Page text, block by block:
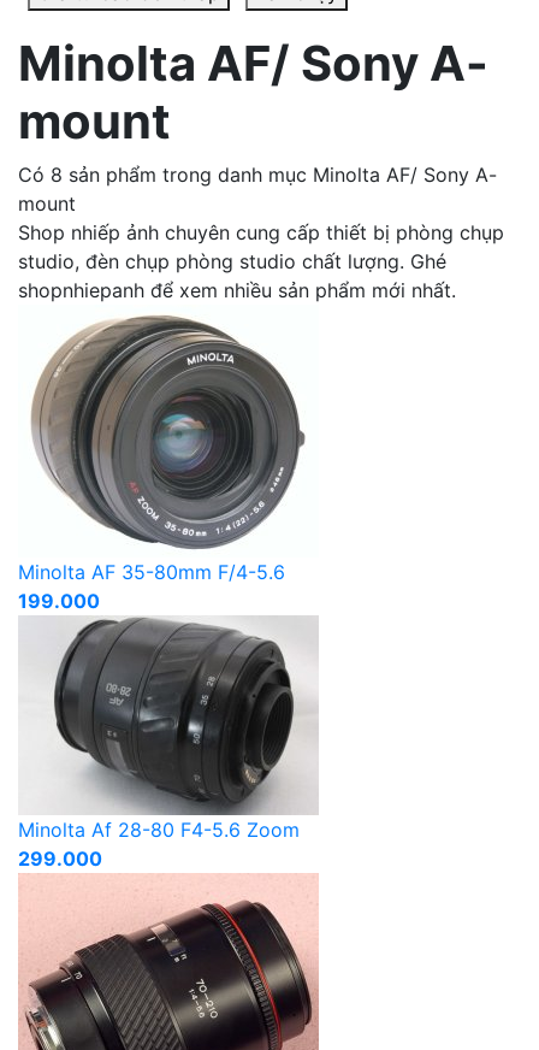
Minolta AF/ Sony A-
mount
Có 8 sản phẩm trong danh mục Minolta AF/ Sony A-
mount
Shop nhiếp ảnh chuyên cung cấp thiết bị phòng chụp
studio, đèn chụp phòng studio chất lượng. Ghé
shopnhiepanh để xem nhiều sản phẩm mới nhất.
Minolta AF 35-80mm F/4-5.6
199.000
Minolta Af 28-80 F4-5.6 Zoom
299.000